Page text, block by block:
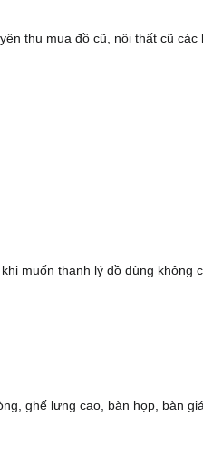
thu mua đồ cũ, nội thất cũ các
muốn thanh lý đồ dùng không
ghế lưng cao, bàn họp, bàn